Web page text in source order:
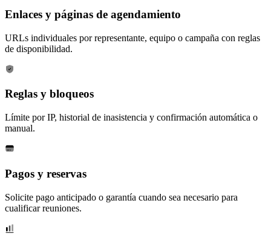
Enlaces y páginas de agendamiento
URLs individuales por representante, equipo o campaña con reglas
de disponibilidad.
Reglas y bloqueos
Límite por IP, historial de inasistencia y confirmación automática o
manual.
Pagos y reservas
Solicite pago anticipado o garantía cuando sea necesario para
cualificar reuniones.